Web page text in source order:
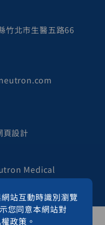
站互動時識別瀏覽
您同意本網站對
政策 。
竹北市生醫五路66
設計
Medical